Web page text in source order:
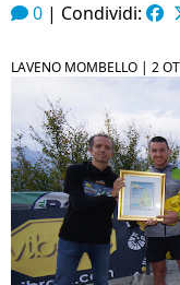
0 | Condividi:
LAVENO MOMBELLO | 2